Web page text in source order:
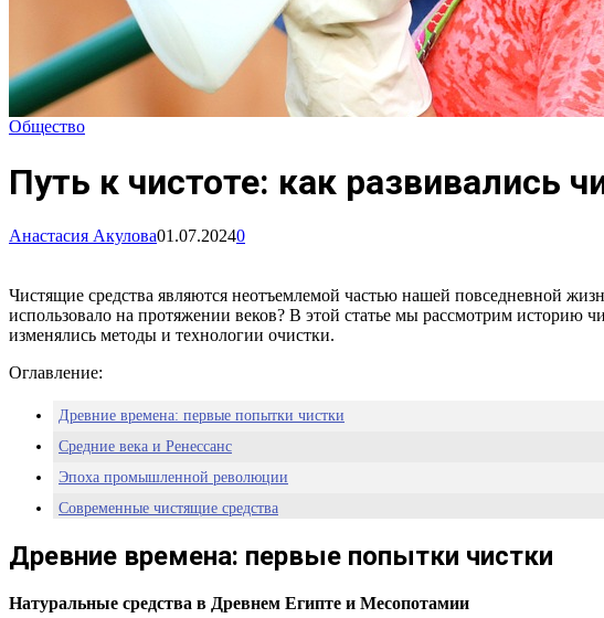
Общество
Путь к чистоте: как развивались
Анастасия Акулова01.07.20240
Чистящие средства являются неотъемлемой частью нашей повседневной
использовало на протяжении веков? В этой статье мы рассмотрим историю
изменялись методы и технологии очистки.
Оглавление:
Древние времена: первые попытки чистки
Средние века и Ренессанс
Эпоха промышленной революции
Современные чистящие средства
Древние времена: первые попытки чистки
Натуральные средства в Древнем Египте и Месопотамии